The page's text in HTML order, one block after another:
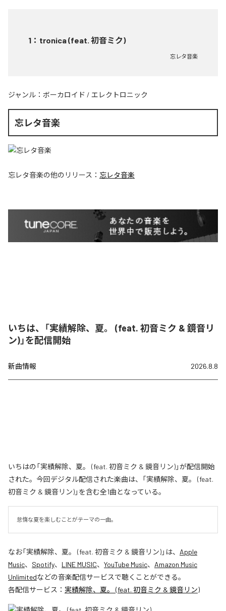
1 ： tronica (feat. 初音ミク)
忘レタ音楽
ジャンル： ボーカロイド / エレクトロニック
忘レタ音楽
忘レタ音楽の他のリリース： 忘レタ音楽
いちは、「実績解除、夏。 (feat. 初音ミク & 鏡音リ
ン)」を配信開始
新曲情報 2026.8.8
いちはの「実績解除、夏。 (feat. 初音ミク & 鏡音リン)」が配信開始
された。今回デジタル配信された楽曲は、「実績解除、夏。 (feat.
初音ミク & 鏡音リン)」を含む全1曲となっている。
怠惰な夏を楽しむことがテーマの一曲。
なお「実績解除、夏。 (feat. 初音ミク & 鏡音リン)」は、 Apple
Music、 Spotify、 LINE MUSIC、 YouTube Music、 Amazon Music
Unlimitedなどの音楽配信サービスで聴くことができる。
各配信サービス： 実績解除、夏。 (feat. 初音ミク & 鏡音リン)